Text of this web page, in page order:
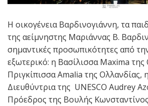
Η οικογένεια Βαρδινογιάννη, τα
της αείμνηστης Μαριάννας Β.
σημαντικές προσωπικότητες από
εξωτερικό: η Βασίλισσα Maxima της
Πριγκίπισσα Amalia της Ολλανδίας,
Διευθύντρια της UNESCO Audrey
Πρόεδρος της Βουλής